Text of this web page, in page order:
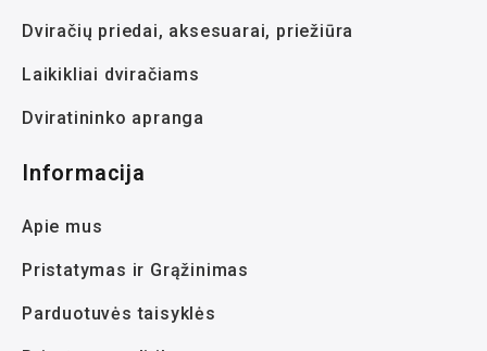
Dviračių priedai, aksesuarai, priežiūra
Laikikliai dviračiams
Dviratininko apranga
Informacija
Apie mus
Pristatymas ir Grąžinimas
Parduotuvės taisyklės